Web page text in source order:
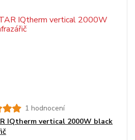
1 hodnocení
IQtherm vertical 2000W black